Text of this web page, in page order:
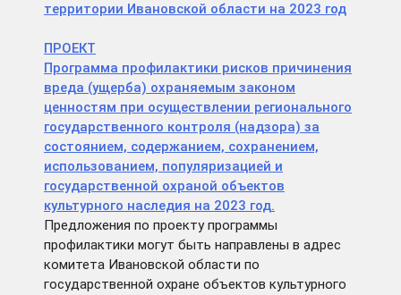
территории Ивановской области на 2023 год
ПРОЕКТ
Программа профилактики рисков причинения
вреда (ущерба) охраняемым законом
ценностям при осуществлении регионального
государственного контроля (надзора) за
состоянием, содержанием, сохранением,
использованием, популяризацией и
государственной охраной объектов
культурного наследия на 2023 год.
Предложения по проекту программы
профилактики могут быть направлены в адрес
комитета Ивановской области по
государственной охране объектов культурного